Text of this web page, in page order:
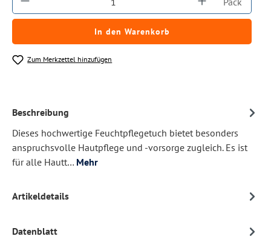
In den Warenkorb
Zum Merkzettel hinzufügen
Beschreibung
Dieses hochwertige Feuchtpflegetuch bietet besonders
anspruchsvolle Hautpflege und -vorsorge zugleich. Es ist
für alle Hautt… Mehr
Artikeldetails
Datenblatt